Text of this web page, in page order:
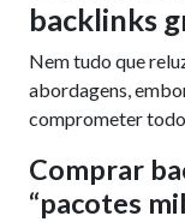
backlinks
Nem tudo que
abordagens,
comprometer
Comprar
“pacotes